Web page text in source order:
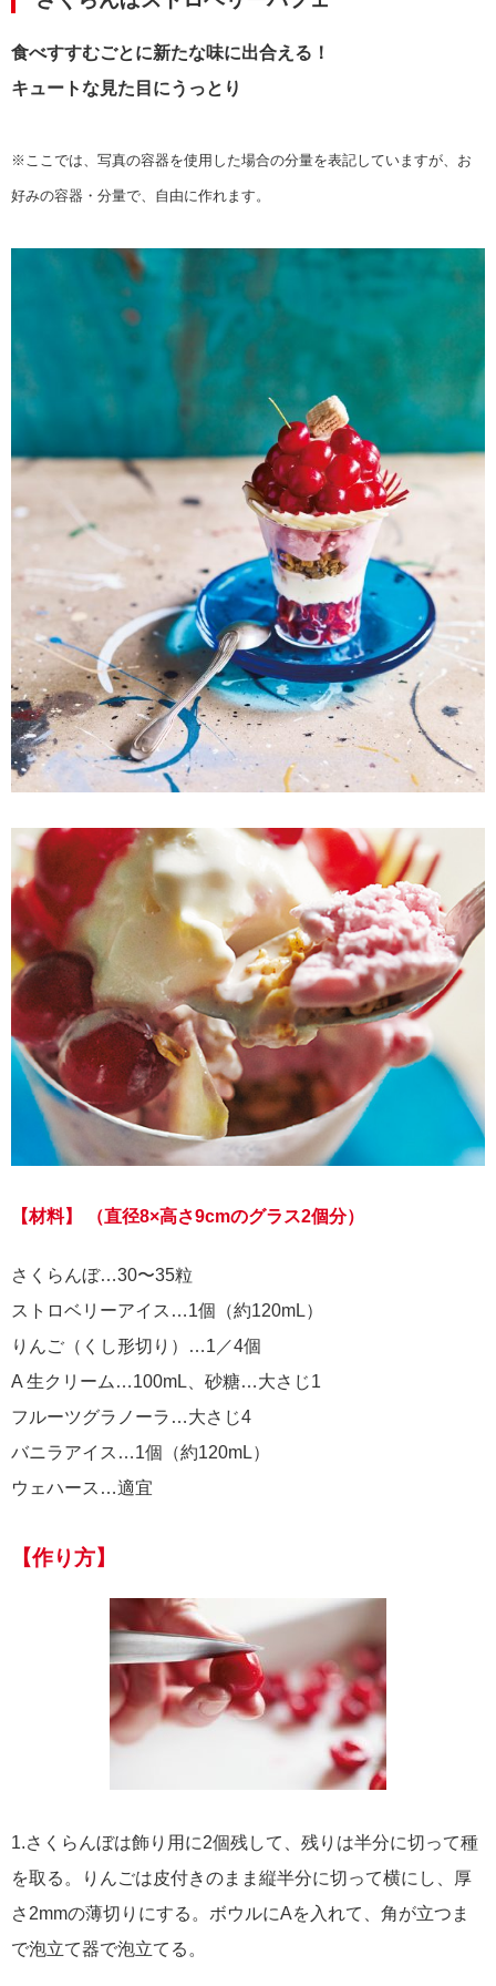
食べすすむごとに新たな味に出合える！
キュートな見た目にうっとり
※ここでは、写真の容器を使用した場合の分量を表記していますが、お
好みの容器・分量で、自由に作れます。
【材料】 （直径8×高さ9cmのグラス2個分）
さくらんぼ…30〜35粒
ストロベリーアイス…1個（約120mL）
りんご（くし形切り）…1／4個
A 生クリーム…100mL、砂糖…大さじ1
フルーツグラノーラ…大さじ4
バニラアイス…1個（約120mL）
ウェハース…適宜
【作り方】
1.さくらんぼは飾り用に2個残して、残りは半分に切って種
を取る。りんごは皮付きのまま縦半分に切って横にし、厚
さ2mmの薄切りにする。ボウルにAを入れて、角が立つま
で泡立て器で泡立てる。